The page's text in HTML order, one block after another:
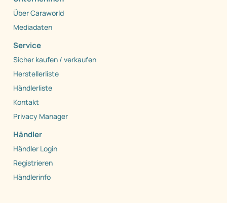
Über Caraworld
Mediadaten
Service
Sicher kaufen / verkaufen
Herstellerliste
Händlerliste
Kontakt
Privacy Manager
Händler
Händler Login
Registrieren
Händlerinfo